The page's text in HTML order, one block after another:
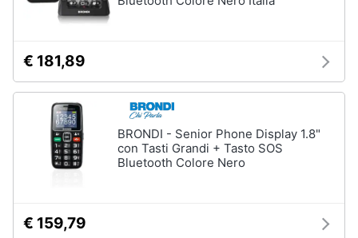
€ 181,89
BRONDI - Senior Phone Display 1.8"
con Tasti Grandi + Tasto SOS
Bluetooth Colore Nero
€ 159,79